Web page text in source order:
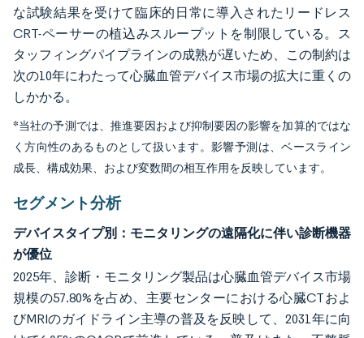
な試験結果を受けて臨床的日常に導入されたリードレス
CRT-ペーサーの植込みスループットを制限している。ス
タッフィングパイプラインの成熟が遅いため、この制約は
次の10年にわたって心臓血管デバイス市場の拡大に重くの
しかかる。
*当社の予測では、推進要因および抑制要因の影響を加算的ではな
く方向性のあるものとして扱います。影響予測は、ベースライン
成長、構成効果、および変数間の相互作用を反映しています。
セグメント分析
デバイスタイプ別：モニタリングの遠隔化に伴い診断機器
が優位
2025年、診断・モニタリング製品は心臓血管デバイス市場
規模の57.80%を占め、主要センターにおける心臓CTおよ
びMRIのガイドライン主導の普及を反映して、2031年に向